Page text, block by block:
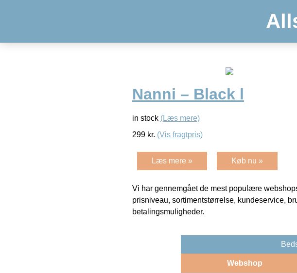
Nanni – Black l
in stock (Læs mere)
299 kr. (Vis fragtpris)
Læs mere » Køb nu »
Vi har gennemgået de mest populære
prisniveau, sortimentstørrelse, kundeservice,
betalingsmuligheder.
Webshop